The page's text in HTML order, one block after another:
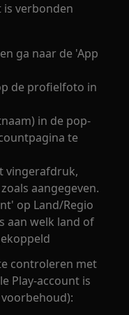
is verbonden
ga naar de 'App
de profielfoto in
in de pop-
te
vingerafdruk,
aangegeven.
op Land/Regio
aan welk land of
controleren met
Play-account is